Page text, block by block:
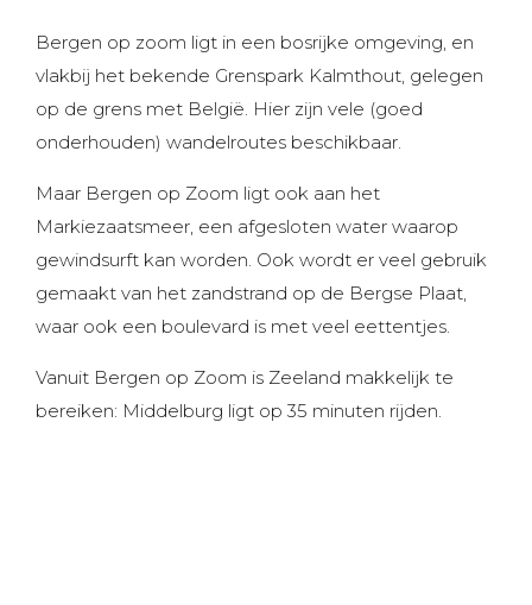
Bergen op zoom ligt in een bosrijke omgeving, en
vlakbij het bekende Grenspark Kalmthout, gelegen
op de grens met België. Hier zijn vele (goed
onderhouden) wandelroutes beschikbaar.
Maar Bergen op Zoom ligt ook aan het
Markiezaatsmeer, een afgesloten water waarop
gewindsurft kan worden. Ook wordt er veel gebruik
gemaakt van het zandstrand op de Bergse Plaat,
waar ook een boulevard is met veel eettentjes.
Vanuit Bergen op Zoom is Zeeland makkelijk te
bereiken: Middelburg ligt op 35 minuten rijden.